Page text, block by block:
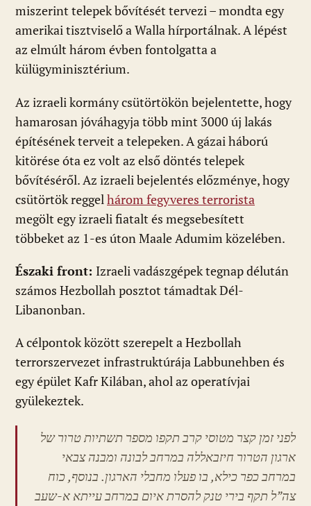
miszerint telepek bővítését tervezi – mondta egy
amerikai tisztviselő a Walla hírportálnak. A lépést
az elmúlt három évben fontolgatta a
külügyminisztérium.
Az izraeli kormány csütörtökön bejelentette, hogy
hamarosan jóváhagyja több mint 3000 új lakás
építésének terveit a telepeken. A gázai háború
kitörése óta ez volt az első döntés telepek
bővítéséről. Az izraeli bejelentés előzménye, hogy
csütörtök reggel három fegyveres terrorista
megölt egy izraeli fiatalt és megsebesített
többeket az 1-es úton Maale Adumim közelében.
Északi front: Izraeli vadászgépek tegnap délután
számos Hezbollah posztot támadtak Dél-
Libanonban.
A célpontok között szerepelt a Hezbollah
terrorszervezet infrastruktúrája Labbunehben és
egy épület Kafr Kilában, ahol az operatívjai
gyülekeztek.
לפני זמן קצר מטוסי קרב תקפו מספר תשתיות טרור של
ארגון הטרור חיזבאללה במרחב לבונה ומבנה צבאי
במרחב כפר כילא, בו פעלו מחבלי הארגון. בנוסף, כוח
צה”ל תקף בירי טנק להסרת איום במרחב עייתא א-שעב